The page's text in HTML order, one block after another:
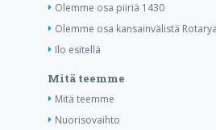
Olemme osa piiriä 1430
Olemme osa kansainvälistä Rotarya
Ilo esitellä
Mitä teemme
Mitä teemme
Nuorisovaihto